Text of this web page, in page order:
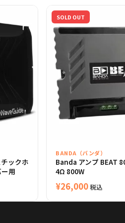
ックホ
用
SOLD OUT
BANDA（バンダ）
Banda アンプ BEAT
4Ω 800W
¥26,000税込